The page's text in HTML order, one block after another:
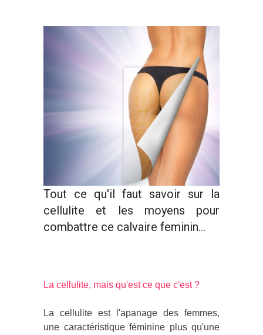
Tout ce qu'il faut savoir sur la
cellulite et les moyens pour
combattre ce calvaire feminin...
La cellulite, mais qu'est ce que c'est ?
La cellulite est l'apanage des femmes,
une caractéristique féminine plus qu'une